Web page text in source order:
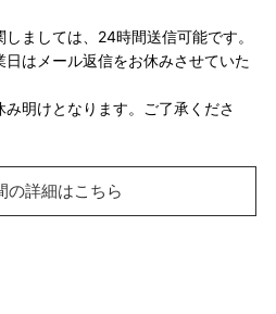
ましては、24時間送信可能です。
はメール返信をお休みさせていた
明けとなります。ご了承くださ
の詳細はこちら